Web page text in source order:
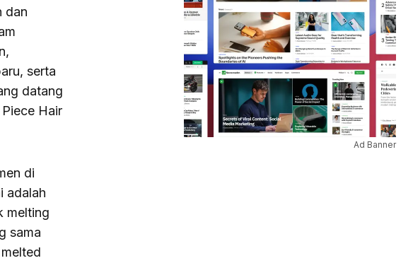
dan
serta
datang
Hair
di
adalah
melting
sama
Ad Banner